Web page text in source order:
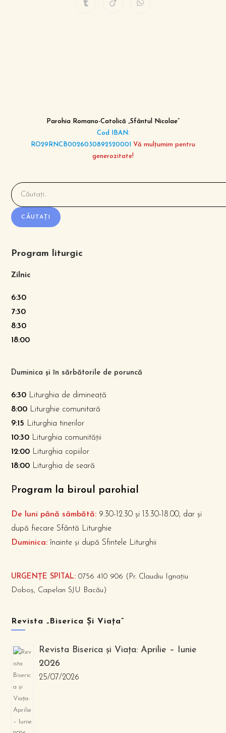
Parohia Romano-Catolică „Sfântul Nicolae”
Cod IBAN:
RO29RNCB0026030892520001 Vă mulțumim pentru
generozitate!
CĂUTAȚI
Program liturgic
Zilnic
6:30
7:30
8:30
18:00
Duminica și în sărbătorile de poruncă
6:30 Liturghia de dimineață
8:00 Liturghie comunitară
9:15 Liturghia tinerilor
10:30 Liturghia comunității
12:00 Liturghia copiilor
18:00 Liturghia de seară
Program la biroul parohial
De luni până sâmbătă: 9.30-12.30 și 13.30-18.00, dar și
după fiecare Sfântă Liturghie
Duminica: înainte și după Sfintele Liturghii
URGENȚE SPITAL: 0756 410 906 (Pr. Claudiu Ignațiu
Doboș, Capelan SJU Bacău)
Revista „Biserica Și Viața”
Revista Biserica și Viața: Aprilie – Iunie
2026
25/07/2026